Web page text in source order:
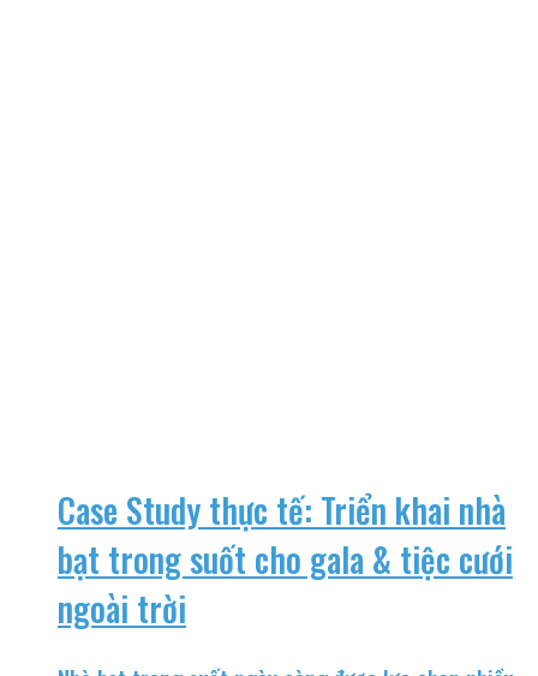
Case Study thực tế: Triển khai nhà
bạt trong suốt cho gala & tiệc cưới
ngoài trời